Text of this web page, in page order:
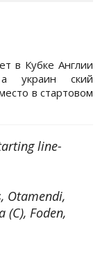
в Кубке Англии
украин ский
в стартовом
line-
Otamendi,
(C), Foden,